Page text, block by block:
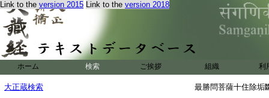
Link to the version 2015 Link to the version 2018
ホーム 検索 ご挨拶 組織 利
大正蔵検索 最勝問菩薩十住除垢
度難＊寤者。十者
菩薩摩訶薩之所修
次當習於十法之號
淨無放逸行。二者
滅。五者十八難解
願諸佛加歎。七者
者菩薩入定無能亂
諸行。十者自觀身